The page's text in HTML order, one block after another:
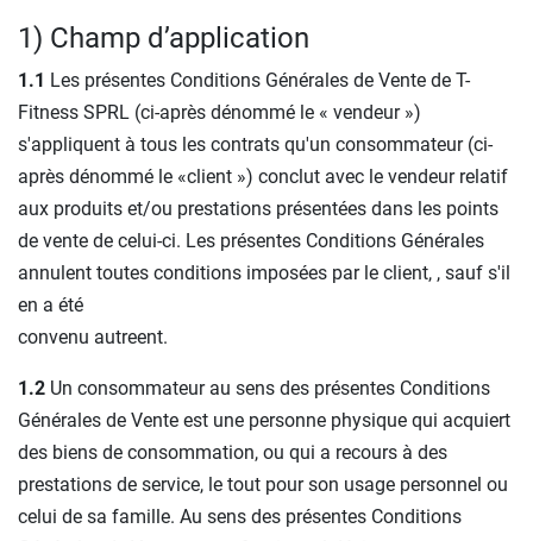
1) Champ d’application
1.1 Les présentes Conditions Générales de Vente de T-
Fitness SPRL (ci-après dénommé le « vendeur »)
s'appliquent à tous les contrats qu'un consommateur (ci-
après dénommé le «client ») conclut avec le vendeur relatif
aux produits et/ou prestations présentées dans les points
de vente de celui-ci. Les présentes Conditions Générales
annulent toutes conditions imposées par le client, , sauf s'il
en a été
convenu autreent.
1.2 Un consommateur au sens des présentes Conditions
Générales de Vente est une personne physique qui acquiert
des biens de consommation, ou qui a recours à des
prestations de service, le tout pour son usage personnel ou
celui de sa famille. Au sens des présentes Conditions